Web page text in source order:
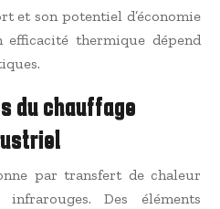
et son potentiel d’économie
efficacité thermique dépend
du chauffage
par transfert de chaleur
Des éléments